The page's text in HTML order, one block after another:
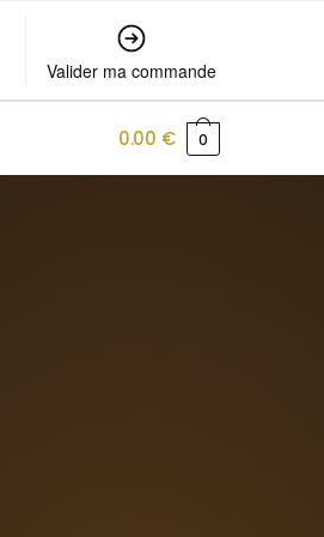
Valider ma commande
0.00 € 0